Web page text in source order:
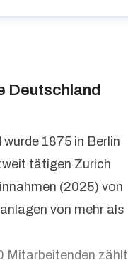
Deutschland
1875 in Berlin
tätigen Zurich
(2025) von
von mehr als
Mitarbeitenden zählt